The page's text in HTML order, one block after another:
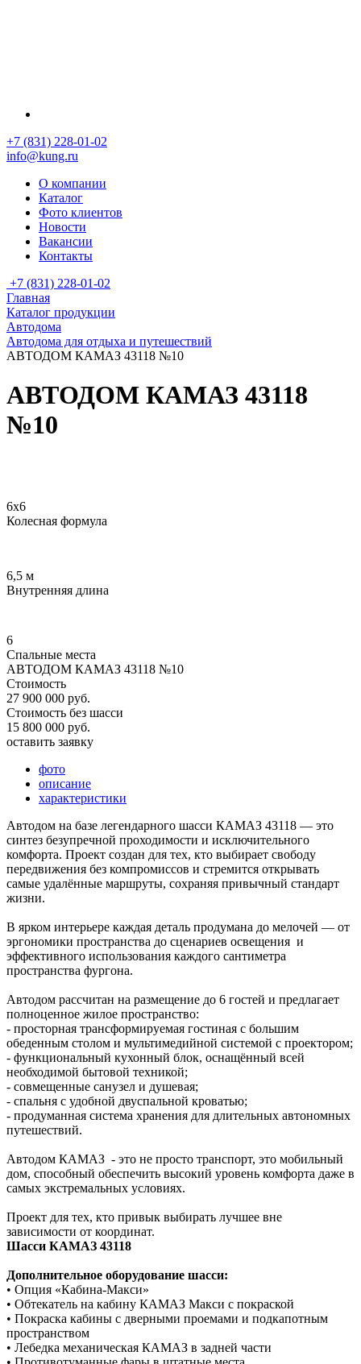
+7 (831) 228-01-02
info@kung.ru
О компании
Каталог
Фото клиентов
Новости
Вакансии
Контакты
+7 (831) 228-01-02
Главная
Каталог продукции
Автодома
Автодома для отдыха и путешествий
АВТОДОМ КАМАЗ 43118 №10
АВТОДОМ КАМАЗ 43118
№10
6х6
Колесная формула
6,5 м
Внутренняя длина
6
Спальные места
АВТОДОМ КАМАЗ 43118 №10
Стоимость
27 900 000 руб.
Стоимость без шасси
15 800 000 руб.
оставить заявку
фото
описание
характеристики
Автодом на базе легендарного шасси КАМАЗ 43118 — это
синтез безупречной проходимости и исключительного
комфорта. Проект создан для тех, кто выбирает свободу
передвижения без компромиссов и стремится открывать
самые удалённые маршруты, сохраняя привычный стандарт
жизни.
В ярком интерьере каждая деталь продумана до мелочей — от
эргономики пространства до сценариев освещения и
эффективного использования каждого сантиметра
пространства фургона.
Автодом рассчитан на размещение до 6 гостей и предлагает
полноценное жилое пространство:
- просторная трансформируемая гостиная с большим
обеденным столом и мультимедийной системой с проектором;
- функциональный кухонный блок, оснащённый всей
необходимой бытовой техникой;
- совмещенные санузел и душевая;
- спальня с удобной двуспальной кроватью;
- продуманная система хранения для длительных автономных
путешествий.
Автодом КАМАЗ - это не просто транспорт, это мобильный
дом, способный обеспечить высокий уровень комфорта даже в
самых экстремальных условиях.
Проект для тех, кто привык выбирать лучшее вне
зависимости от координат.
Шасси КАМАЗ 43118
Дополнительное оборудование шасси:
• Опция «Кабина-Макси»
• Обтекатель на кабину КАМАЗ Макси с покраской
• Покраска кабины с дверными проемами и подкапотным
пространством
• Лебедка механическая КАМАЗ в задней части